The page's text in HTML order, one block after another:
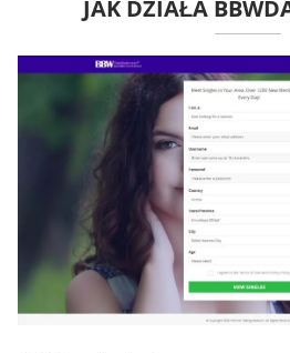
JAK DZIAŁA